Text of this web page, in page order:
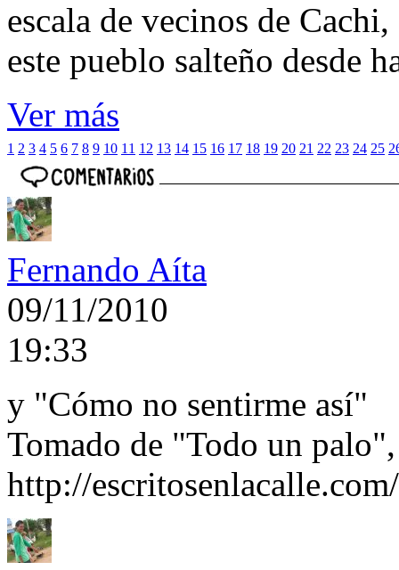
escala de vecinos de
este pueblo salteño desde
Ver más
1 2 3 4 5 6 7 8 9 10 11 12 13 14 15 16 17 18 19 20 21 22 23 24 25
Fernando Aíta
09/11/2010
19:33
y "Cómo no sentirme así"
Tomado de "Todo un
http://